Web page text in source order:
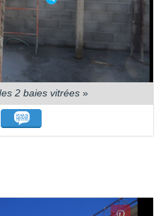
2 baies vitrées»